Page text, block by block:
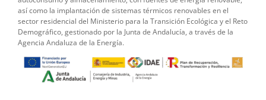
así como la implantación de sistemas térmicos renovables en el
sector residencial del Ministerio para la Transición Ecológica y el Reto
Demográfico, gestionado por la Junta de Andalucía, a través de la
Agencia Andaluza de la Energía.